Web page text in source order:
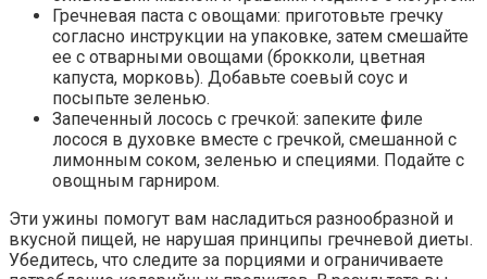
Гречневая паста с овощами: приготовьте гречку
согласно инструкции на упаковке, затем смешайте
ее с отварными овощами (брокколи, цветная
капуста, морковь). Добавьте соевый соус и
посыпьте зеленью.
Запеченный лосось с гречкой: запеките филе
лосося в духовке вместе с гречкой, смешанной с
лимонным соком, зеленью и специями. Подайте с
овощным гарниром.
Эти ужины помогут вам насладиться разнообразной и
вкусной пищей, не нарушая принципы гречневой диеты.
Убедитесь, что следите за порциями и ограничиваете